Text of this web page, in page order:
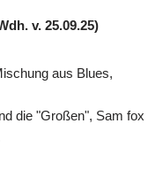
v. 25.09.25)
aus Blues,
die "Großen", Sam fox